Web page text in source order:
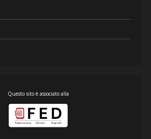
Questo sito è associato alla